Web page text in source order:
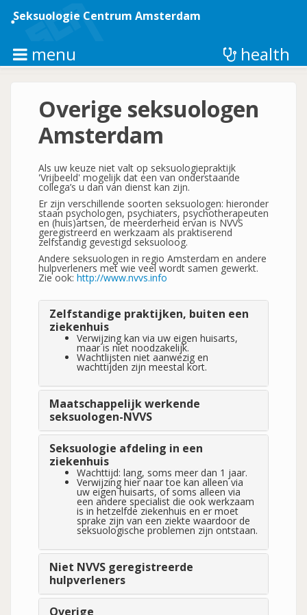
naar
gaan
Seksuologie Centrum Amsterdam
menu health
Overige seksuologen
Amsterdam
Als uw keuze niet valt op seksuologiepraktijk
'Vrijbeeld' mogelijk dat een van onderstaande
collega’s u dan van dienst kan zijn.
Er zijn verschillende soorten seksuologen: hieronder
staan psychologen, psychiaters, psychotherapeuten
en (huis)artsen, de meerderheid ervan is NVVS
geregistreerd en werkzaam als praktiserend
zelfstandig gevestigd seksuoloog.
Andere seksuologen in regio Amsterdam en andere
hulpverleners met wie veel wordt samen gewerkt.
Zie ook: http://www.nvvs.info
Zelfstandige praktijken, buiten een
ziekenhuis
Verwijzing kan via uw eigen huisarts,
maar is niet noodzakelijk.
Wachtlijsten niet aanwezig en
wachttijden zijn meestal kort.
Maatschappelijk werkende
seksuologen-NVVS
Seksuologie afdeling in een
ziekenhuis
Wachttijd: lang, soms meer dan 1 jaar.
Verwijzing hier naar toe kan alleen via
uw eigen huisarts, of soms alleen via
een andere specialist die ook werkzaam
is in hetzelfde ziekenhuis en er moet
sprake zijn van een ziekte waardoor de
seksuologische problemen zijn ontstaan.
Niet NVVS geregistreerde
hulpverleners
Overige